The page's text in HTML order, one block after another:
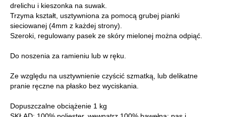
drelichu i kieszonka na suwak.
Trzyma kształt, usztywniona za pomocą grubej pianki
sieciowanej (4mm z każdej strony).
Szeroki, regulowany pasek ze skóry mielonej można odpiąć.
Do noszenia za ramieniu lub w ręku.
Ze względu na usztywnienie czyścić szmatką, lub delikatne
pranie ręczne na płasko bez wyciskania.
Dopuszczalne obciążenie 1 kg